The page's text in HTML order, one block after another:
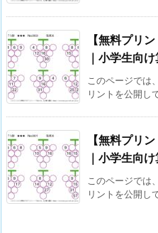
【無料プリ
｜小学生向
このページでは
リントを公開し
【無料プリ
｜小学生向
このページでは
リントを公開し